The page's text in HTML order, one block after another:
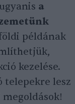
a
példának
kezelése.
telepekre lesz